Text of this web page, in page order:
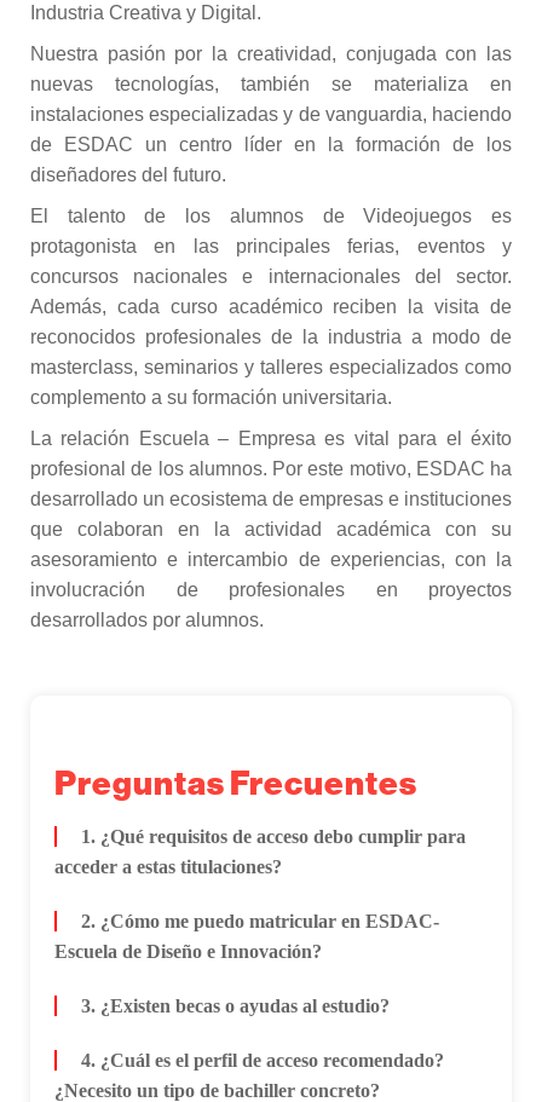
Industria Creativa y Digital.
Nuestra pasión por la creatividad, conjugada con las
nuevas tecnologías, también se materializa en
instalaciones especializadas y de vanguardia, haciendo
de ESDAC un centro líder en la formación de los
diseñadores del futuro.
El talento de los alumnos de Videojuegos es
protagonista en las principales ferias, eventos y
concursos nacionales e internacionales del sector.
Además, cada curso académico reciben la visita de
reconocidos profesionales de la industria a modo de
masterclass, seminarios y talleres especializados como
complemento a su formación universitaria.
La relación Escuela – Empresa es vital para el éxito
profesional de los alumnos. Por este motivo, ESDAC ha
desarrollado un ecosistema de empresas e instituciones
que colaboran en la actividad académica con su
asesoramiento e intercambio de experiencias, con la
involucración de profesionales en proyectos
desarrollados por alumnos.
Preguntas Frecuentes
1. ¿Qué requisitos de acceso debo cumplir para
acceder a estas titulaciones?
2. ¿Cómo me puedo matricular en ESDAC-
Escuela de Diseño e Innovación?
3. ¿Existen becas o ayudas al estudio?
4. ¿Cuál es el perfil de acceso recomendado?
¿Necesito un tipo de bachiller concreto?